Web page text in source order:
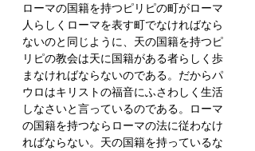
ローマの国籍を持つピリピの町がローマ
人らしくローマを表す町でなければなら
ないのと同じように、天の国籍を持つピ
リピの教会は天に国籍がある者らしく歩
まなければならないのである。だからパ
ウロはキリストの福音にふさわしく生活
しなさいと言っているのである。ローマ
の国籍を持つならローマの法に従わなけ
ればならない。天の国籍を持っているな